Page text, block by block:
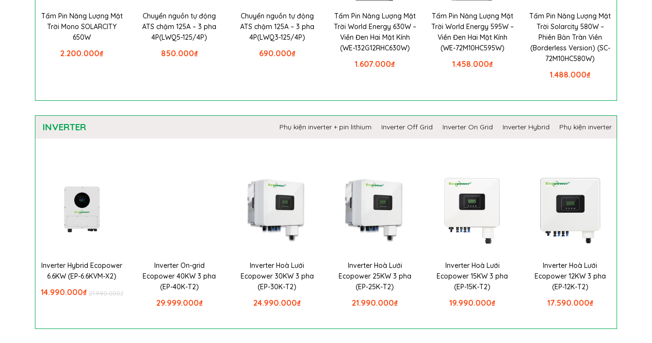
Tấm Pin Năng Lượng Mặt
Trời Mono SOLARCITY
650W
₫
2.200.000
Chuyển nguồn tự động
ATS chậm 125A – 3 pha
4P(LWQ5-125/4P)
₫
850.000
Chuyển nguồn tự động
ATS chậm 125A – 3 pha
4P(LWQ3-125/4P)
₫
690.000
Tấm Pin Năng Lượng Mặt
Trời World Energy 630W –
Viền Đen Hai Mặt Kính
(WE-132G12RHC630W)
₫
1.607.000
Tấm Pin Năng Lượng Mặt
Trời World Energy 595W –
Viền Đen Hai Mặt Kính
(WE-72M10HC595W)
₫
1.458.000
Tấm Pin Năng Lượng Mặt
Trời Solarcity 580W –
Phiên Bản Tràn Viền
(Borderless Version) (SC-
72M10HC580W)
₫
1.488.000
INVERTER Phụ kiện inverter + pin lithium Inverter Off Grid Inverter On Grid Inverter Hybrid Phụ kiện inverter
Inverter Hybrid Ecopower
6.6KW (EP-6.6KVM-X2)
₫
21.990.000
₫
14.990.000
Inverter On-grid
Ecopower 40KW 3 pha
(EP-40K-T2)
₫
29.999.000
Inverter Hoà Lưới
Ecopower 30KW 3 pha
(EP-30K-T2)
₫
24.990.000
Inverter Hoà Lưới
Ecopower 25KW 3 pha
(EP-25K-T2)
₫
21.990.000
Inverter Hoà Lưới
Ecopower 15KW 3 pha
(EP-15K-T2)
₫
19.990.000
Inverter Hoà Lưới
Ecopower 12KW 3 pha
(EP-12K-T2)
₫
17.590.000